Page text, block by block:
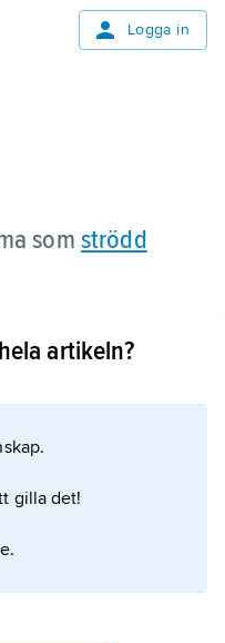
Logga in
som strödd
artikeln?
gilla det!